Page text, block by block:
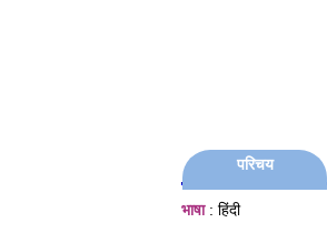
परिचय
भाषा: हिंदी